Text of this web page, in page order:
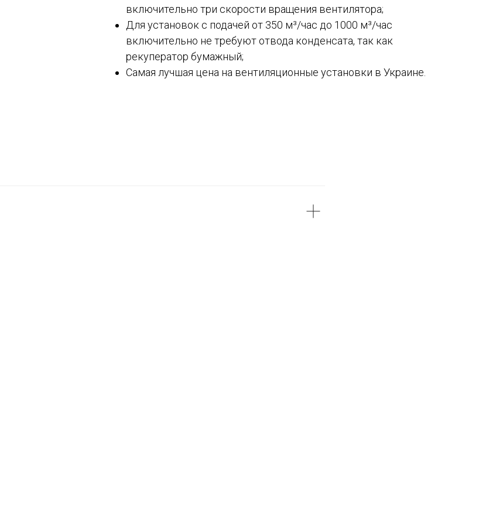
включительно три скорости вращения вентилятора;
Для установок с подачей от 350 м³/час до 1000 м³/час
включительно не требуют отвода конденсата, так как
рекуператор бумажный;
Самая лучшая цена на вентиляционные установки в Украине.